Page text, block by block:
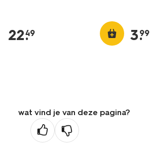
22.
49 3.
99
wat vind je van deze pagina?